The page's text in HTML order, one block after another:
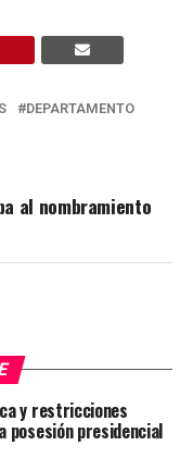
DEPARTAMENTO
al nombramiento
y restricciones
posesión presidencial